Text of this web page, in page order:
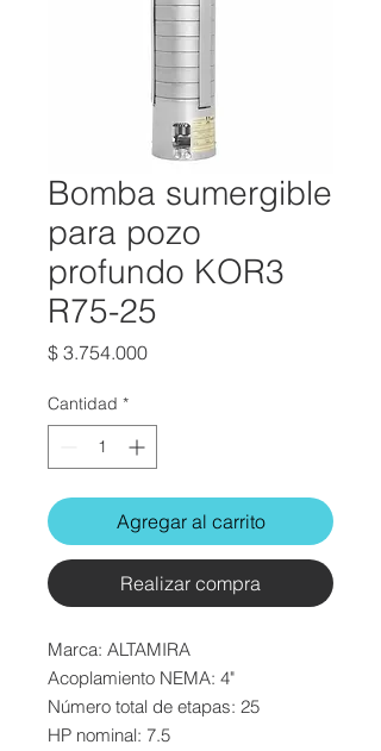
Bomba sumergible
para pozo
profundo KOR3
R75-25
$ 3.754.000Precio
Cantidad *
Agregar al carrito
Realizar compra
Marca: ALTAMIRA
Acoplamiento NEMA: 4"
Número total de etapas: 25
HP nominal: 7.5